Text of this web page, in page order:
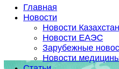
Главная
Новости
Новости
Новости ЕАЭС
Зарубежные
Новости